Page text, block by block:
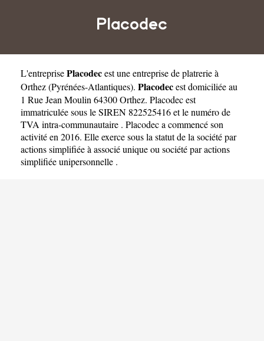
Placodec
L'entreprisePlacodecest uneentreprise de platrerie à
Orthez(Pyrénées-Atlantiques). Placodecest domiciliée au
1 Rue Jean Moulin 64300 Orthez. Placodec est
immatriculée sous le SIREN 822525416 et le numéro de
TVA intra-communautaire . Placodec a commencé son
activité en 2016. Elle exerce sous la statut de la société par
actions simplifiée à associé unique ou société par actions
simplifiée unipersonnelle .